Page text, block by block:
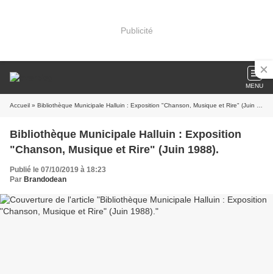
Publicité
MENU
Accueil » Bibliothèque Municipale Halluin : Exposition "Chanson, Musique et Rire" (Juin 1988).
Bibliothèque Municipale Halluin : Exposition
"Chanson, Musique et Rire" (Juin 1988).
Publié le 07/10/2019 à 18:23
Par Brandodean